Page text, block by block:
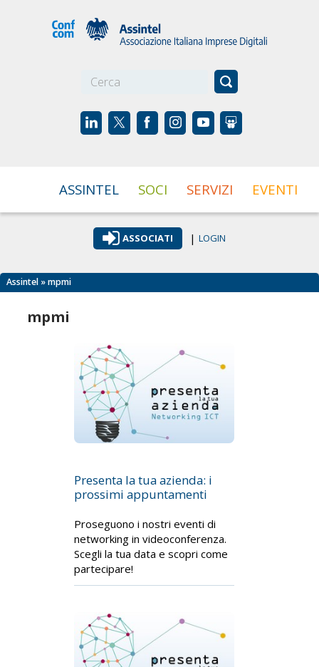
ASSINTEL SOCI SERVIZI EVENTI
ASSOCIATI | LOGIN
Assintel » mpmi
mpmi
Presenta la tua azienda: i
prossimi appuntamenti
Proseguono i nostri eventi di
networking in videoconferenza.
Scegli la tua data e scopri come
partecipare!